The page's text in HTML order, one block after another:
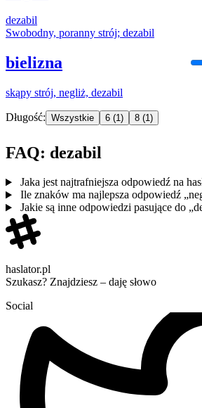
dezabil
Swobodny, poranny strój; dezabil
bielizna
skąpy strój, negliż, dezabil
Długość: Wszystkie 6 (1) 8 (1)
FAQ: dezabil
Jaka jest najtrafniejsza odpowiedź na
Ile znaków ma najlepsza odpowiedź
Jakie są inne odpowiedzi pasujące do
haslator.pl
Szukasz? Znajdziesz – daję słowo
Social